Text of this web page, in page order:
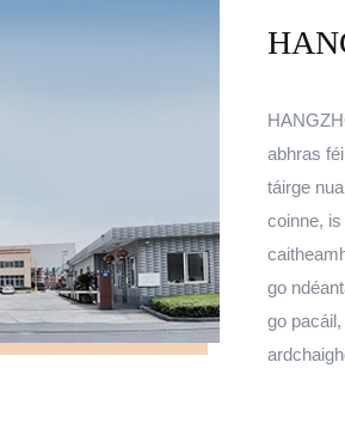
abhras
táirge
coinne,
go
go